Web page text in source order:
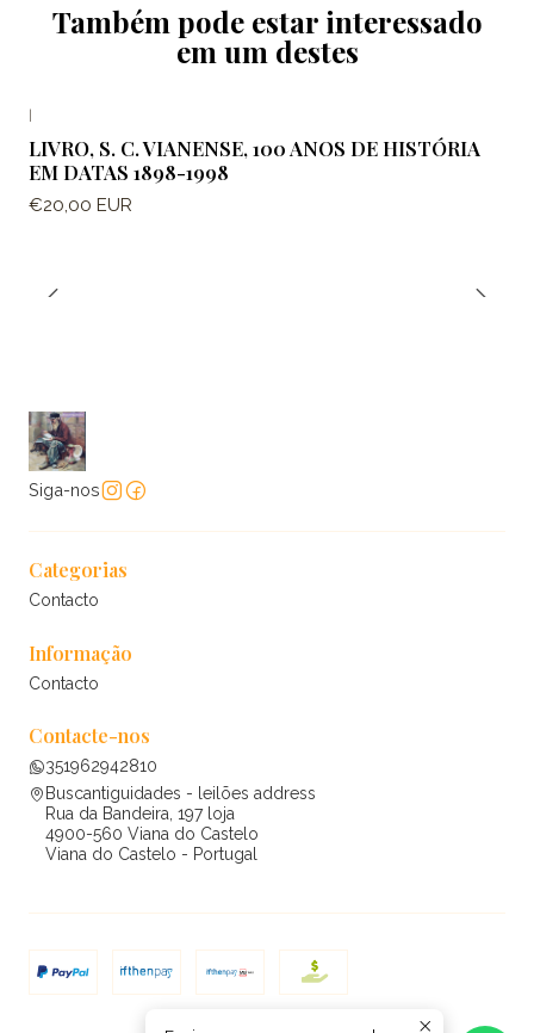
Também pode estar interessado
em um destes
|
LIVRO, S. C. VIANENSE, 100 ANOS DE HISTÓRIA
EM DATAS 1898-1998
€20,00 EUR
Siga-nos
Categorias
Contacto
Informação
Contacto
Contacte-nos
351962942810
Buscantiguidades - leilões address
Rua da Bandeira, 197 loja
4900-560 Viana do Castelo
Viana do Castelo - Portugal